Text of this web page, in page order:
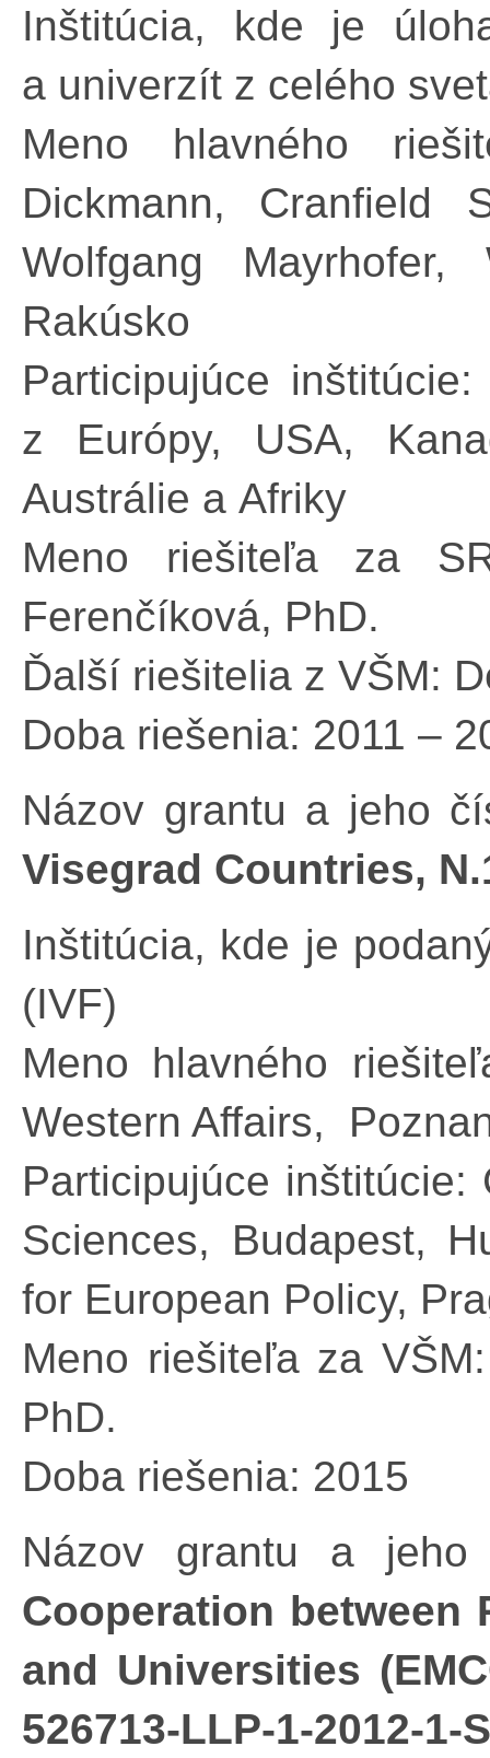
Inštitúcia, kde je
a univerzít z celého
Meno hlavného
Dickmann, Cranfield
Wolfgang Mayrhofer,
Rakúsko
Participujúce
z Európy, USA,
Austrálie a Afriky
Meno riešiteľa za
Ferenčíková, PhD.
Ďalší riešitelia z VŠM:
Doba riešenia: 2011 –
Názov grantu a jeho
Visegrad Countries,
Inštitúcia, kde je
(IVF)
Meno hlavného
Western Affairs,
Participujúce inštitúcie:
Sciences, Budapest,
for European Policy,
Meno riešiteľa za
PhD.
Doba riešenia: 2015
Názov grantu a
Cooperation between
and Universities
526713-LLP-1-2012-1-